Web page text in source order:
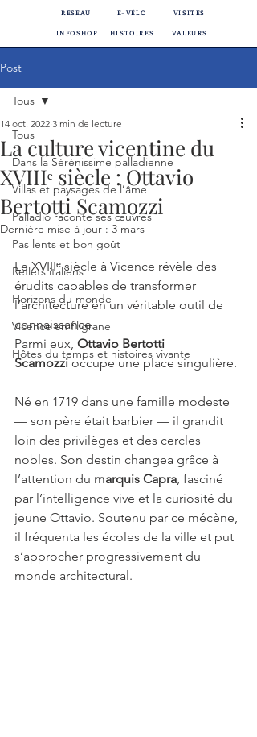
E-VÉLO
RESEAU VISITES
HISTOIRES
INFOSHOP VALEURS
Post
Tous
Dans la Sérénissime palladienne
Villas et paysages de l’âme
Palladio raconte ses œuvres
Pas lents et bon goût
Reflets italiens
Horizons du monde
Vicence en filigrane
Hôtes du temps et histoires vivante
Tous
La culture vicentine du
XVIIIᵉ siècle : Ottavio
Bertotti Scamozzi
14 oct. 2022 3 min de lecture
Dernière mise à jour : 3 mars
Le XVIIIᵉ siècle à Vicence révèle des
érudits capables de transformer
l’architecture en un véritable outil de
connaissance.
Parmi eux, Ottavio Bertotti
Scamozzi occupe une place singulière.
Né en 1719 dans une famille modeste
— son père était barbier — il grandit
loin des privilèges et des cercles
nobles. Son destin changea grâce à
l’attention du marquis Capra, fasciné
par l’intelligence vive et la curiosité du
jeune Ottavio. Soutenu par ce mécène,
il fréquenta les écoles de la ville et put
s’approcher progressivement du
monde architectural.